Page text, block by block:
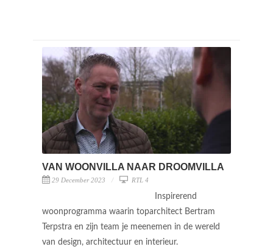
VAN WOONVILLA NAAR DROOMVILLA
29 December 2023 RTL 4
Inspirerend
woonprogramma waarin toparchitect Bertram
Terpstra en zijn team je meenemen in de wereld
van design, architectuur en interieur.